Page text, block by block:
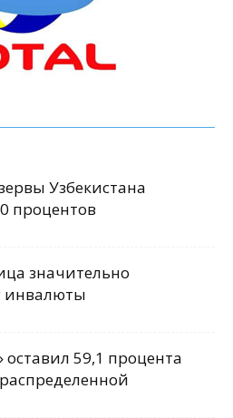
Узбекистана
процентов
значительно
инвалюты
59,1 процента